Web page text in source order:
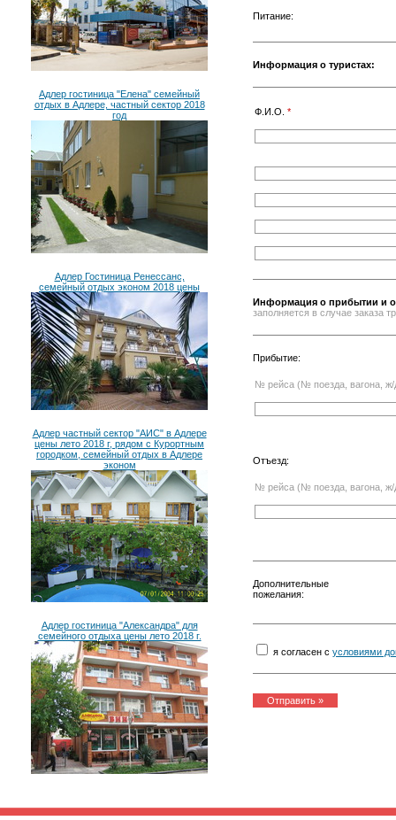
Адлер гостиница "Елена" семейный
отдых в Адлере, частный сектор 2018
год
Адлер Гостиница Ренессанс,
семейный отдых эконом 2018 цены
Адлер частный сектор "АИС" в Адлере
цены лето 2018 г, рядом с Курортным
городком, семейный отдых в Адлере
эконом
Адлер гостиница "Александра" для
семейного отдыха цены лето 2018 г.
Питание:
Информация о туристах:
Ф.И.О. *
Информация о прибытии и
заполняется в случае заказа
Прибытие:
№ рейса (№ поезда, вагона, ж/
Отъезд:
№ рейса (№ поезда, вагона, ж/
Дополнительные
пожелания:
я согласен с условиями